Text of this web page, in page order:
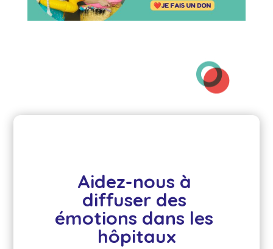
Aidez-nous à
diffuser des
émotions dans les
hôpitaux